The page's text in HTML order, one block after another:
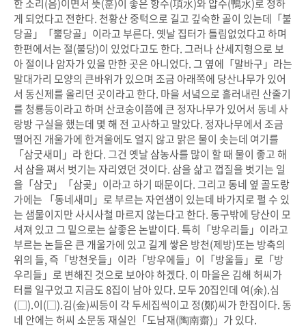
한 소리(음)이면서 뜻(훈)이 좋은 항수(項水)와 압수(鴨水)로 정하
게 되었다고 전한다. 천황산 중턱으로 길고 깊숙한 골이 있는데「불
당골」「뿔당골」이라고 부른다. 옛날 집터가 틀림없었다고 하며
한편에서는 절(불당)이 있었다고도 한다. 그러나 산세지형으로 보
아 절이나 암자가 있을 만한 곳은 아니었다. 그 옆에「말바구」라는
말대가리 모양의 큰바위가 있으며 조금 아래쪽에 당산나무가 있어
서 동신제를 올리던 곳이라고 한다. 마을 서녘으로 흘러내린 산줄기
를 청룡등이라고 하며 산코숭이쯤에 큰 정자나무가 있어서 동네 사
랑방 구실을 했는데 몇 해 전 고사하고 말았다. 정자나무에서 조금
떨어진 개울가에 한겨울에도 얼지 않고 맑은 물이 솟는데 여기를
「삼굿새미」라 한다. 그건 옛날 삼농사를 많이 할 때 물이 좋고 해
서 삼을 쪄서 벗기는 자리였던 것이다. 삼을 삶고 껍질을 벗기는 일
을「삼굿」「삼곶」이라고 하기 때문이다. 그리고 동네 옆 골도랑
가에는 「동네새미」로 부르는 자연샘이 있는데 바가지로 펄 수 있
는 샘물이지만 사시사철 마르지 않는다고 한다. 동구밖에 당산이 모
셔져 있고 그 밑으로는 살좋은 논밭이다. 특히「방우리들」이라고
부르는 논들은 큰 개울가에 있고 길게 쌓은 방천(제방)또는 방축의
위의 들, 즉「방천웃들」이라「방우에들」이「방울들」로「방
우리들」로 변해진 것으로 보아야 하겠다. 이 마을은 김해 허씨가
터를 일구었고 지금도 8집이 남아 있다. 모두 20집인데 여(余).심
(□).이(□).김(金)씨등이 각 두세집씩이고 정(鄭)씨가 한집이다. 동
네 안에는 허씨 소문동 재실인「도남재(陶南齋)」가 있다.